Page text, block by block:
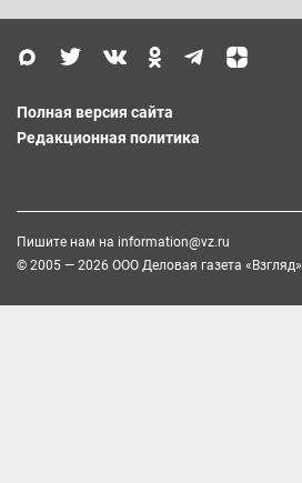
Полная версия сайта
Редакционная политика
Пишите нам на information@vz.ru
© 2005 — 2026 ООО Деловая газета «Взгляд»